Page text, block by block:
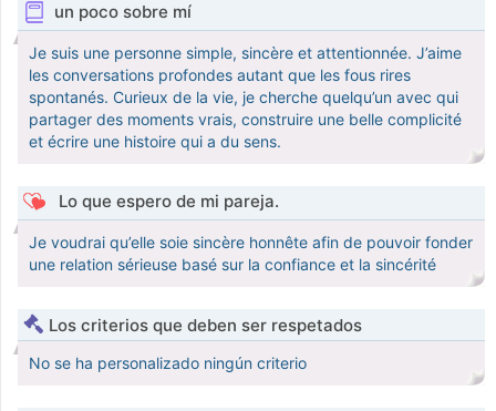
un poco sobre mí
Je suis une personne simple, sincère et attentionnée. J’aime
les conversations profondes autant que les fous rires
spontanés. Curieux de la vie, je cherche quelqu’un avec qui
partager des moments vrais, construire une belle complicité
et écrire une histoire qui a du sens.
Lo que espero de mi pareja.
Je voudrai qu’elle soie sincère honnête afin de pouvoir fonder
une relation sérieuse basé sur la confiance et la sincérité
Los criterios que deben ser respetados
No se ha personalizado ningún criterio